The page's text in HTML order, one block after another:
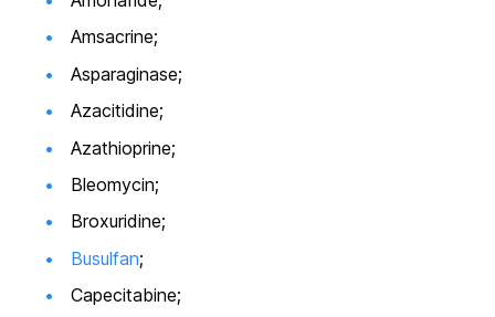
Amsacrine;
Asparaginase;
Azacitidine;
Azathioprine;
Bleomycin;
Broxuridine;
Busulfan;
Capecitabine;